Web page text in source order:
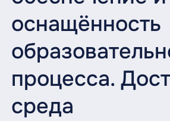
оснащённость
процесса.
среда